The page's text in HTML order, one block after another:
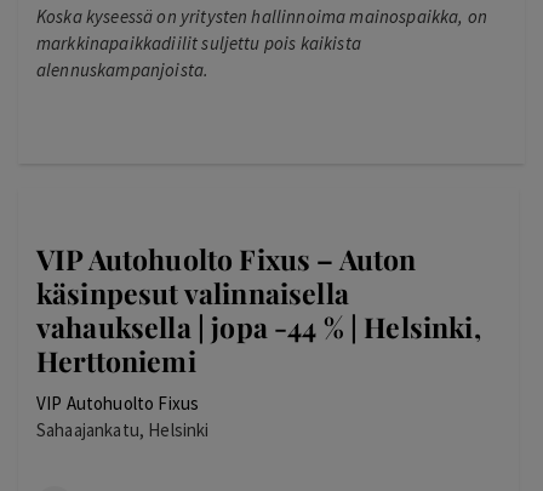
Koska kyseessä on yritysten hallinnoima mainospaikka, on
markkinapaikkadiilit suljettu pois kaikista
alennuskampanjoista.
VIP Autohuolto Fixus – Auton
käsinpesut valinnaisella
vahauksella | jopa -44 % | Helsinki,
Herttoniemi
VIP Autohuolto Fixus
Sahaajankatu, Helsinki